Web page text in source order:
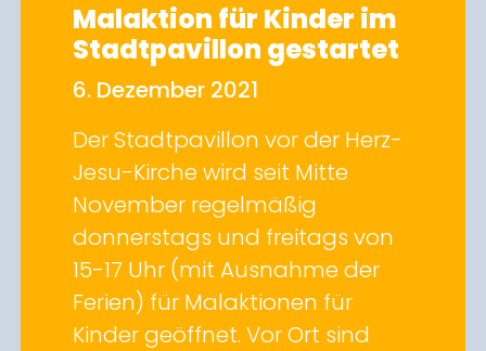
Malaktion für Kinder im
Stadtpavillon gestartet
6. Dezember 2021
Der Stadtpavillon vor der Herz-
Jesu-Kirche wird seit Mitte
November regelmäßig
donnerstags und freitags von
15-17 Uhr (mit Ausnahme der
Ferien) für Malaktionen für
Kinder geöffnet. Vor Ort sind